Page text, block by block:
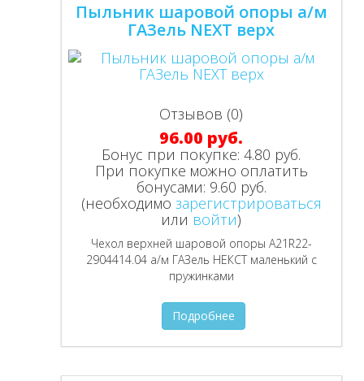
Пыльник шаровой опоры а/м
ГАЗель NEXT верх
Отзывов (0)
96.00 руб.
Бонус при покупке:4.80 руб.
При покупке можно оплатить
бонусами: 9.60 руб.
(необходимо зарегистрироваться
или войти)
Чехол верхней шаровой опоры А21R22-
2904414.04 а/м ГАЗель НЕКСТ маленький с
пружинками
Подробнее